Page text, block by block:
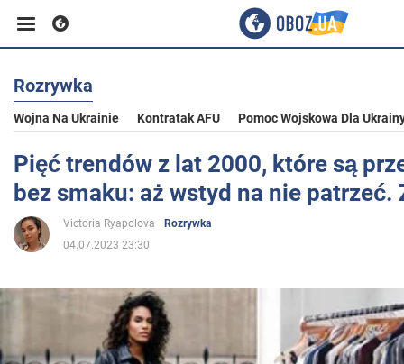
Biznes
Sport
Rozrywka
Rozrywka
Wojna Na Ukrainie Kontratak AFU Pomoc Wojskowa Dla
Pięć trendów z lat 2000, które są
bez smaku: aż wstyd na nie patrzeć.
Victoria Ryapolova
Rozrywka
04.07.2023 23:30